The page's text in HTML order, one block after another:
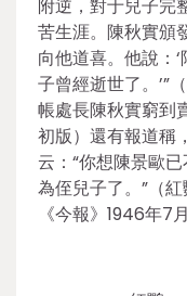
附逆，對于兒子完
苦生涯。陳秋實頒
向他道喜。他說：
子曾經逝世了。’”
帳處長陳秋實窮到
初版）還有報道稱
云：“你想陳景歐
為侄兒子了。”（
《今報》1946年7